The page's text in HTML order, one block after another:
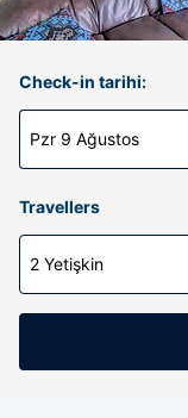
Check-in tarihi:
Pzr 9 Ağustos
Travellers
2 Yetişkin